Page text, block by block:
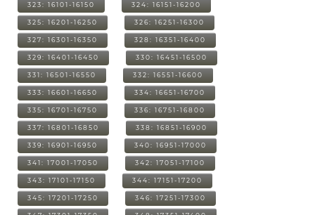
323: 16101-16150 324: 16151-16200
325: 16201-16250 326: 16251-16300
327: 16301-16350 328: 16351-16400
329: 16401-16450 330: 16451-16500
331: 16501-16550 332: 16551-16600
333: 16601-16650 334: 16651-16700
335: 16701-16750 336: 16751-16800
337: 16801-16850 338: 16851-16900
339: 16901-16950 340: 16951-17000
341: 17001-17050 342: 17051-17100
343: 17101-17150 344: 17151-17200
345: 17201-17250 346: 17251-17300